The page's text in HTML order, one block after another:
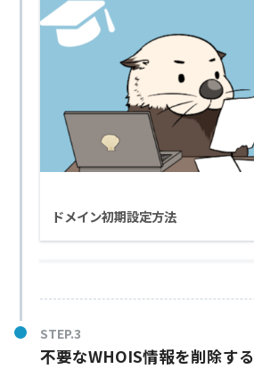
ドメイン初期設定方法
STEP.3
不要なWHOIS情報を削除する